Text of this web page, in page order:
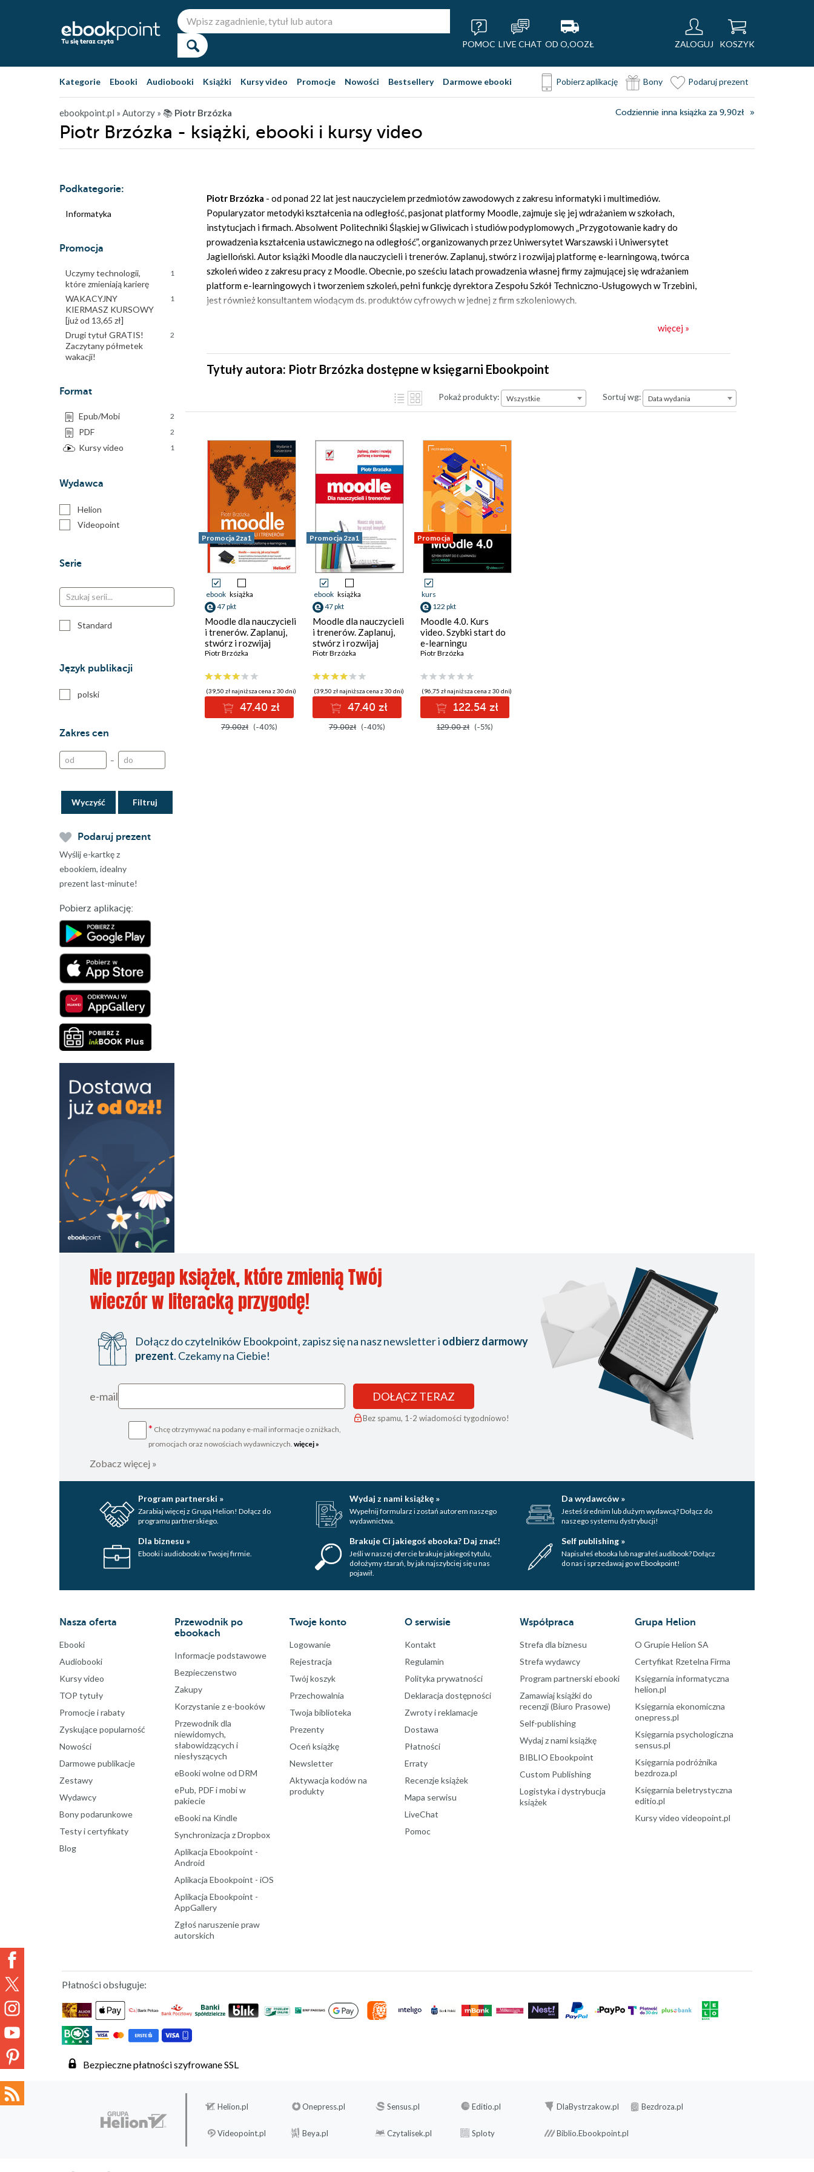
POMOC LIVE CHAT OD O,OOZŁ ZALOGUJ KOSZYK
Kategorie Ebooki Audiobooki Książki Kursy video Promocje Nowości Bestsellery Darmowe ebooki Pobierz aplikację Bony Podaruj prezent
ebookpoint.pl » Autorzy » 📚 Piotr Brzózka Codziennie inna książka za 9,90zł
Piotr Brzózka - książki, ebooki i kursy video
Podkategorie:
Informatyka
Promocja
Uczymy technologii,
które zmieniają karierę
1
WAKACYJNY
KIERMASZ KURSOWY
[już od 13,65 zł]
1
Drugi tytuł GRATIS!
Zaczytany półmetek
wakacji!
2
Format
Epub/Mobi 2
PDF 2
Kursy video 1
Wydawca
Helion
Videopoint
Serie
Standard
Język publikacji
polski
Zakres cen
–
Wyczyść
Podaruj prezent
Wyślij e-kartkę z
ebookiem, idealny
prezent last-minute!
Pobierz aplikację:
Piotr Brzózka - od ponad 22 lat jest nauczycielem przedmiotów zawodowych z zakresu informatyki i multimediów.
Popularyzator metodyki kształcenia na odległość, pasjonat platformy Moodle, zajmuje się jej wdrażaniem w szkołach,
instytucjach i firmach. Absolwent Politechniki Śląskiej w Gliwicach i studiów podyplomowych „Przygotowanie kadry do
prowadzenia kształcenia ustawicznego na odległość”, organizowanych przez Uniwersytet Warszawski i Uniwersytet
Jagielloński. Autor książki Moodle dla nauczycieli i trenerów. Zaplanuj, stwórz i rozwijaj platformę e-learningową, twórca
szkoleń wideo z zakresu pracy z Moodle. Obecnie, po sześciu latach prowadzenia własnej firmy zajmującej się wdrażaniem
platform e-learningowych i tworzeniem szkoleń, pełni funkcję dyrektora Zespołu Szkół Techniczno-Usługowych w Trzebini,
jest również konsultantem wiodącym ds. produktów cyfrowych w jednej z firm szkoleniowych.
więcej »
Tytuły autora: Piotr Brzózka dostępne w księgarni Ebookpoint
Pokaż produkty: Wszystkie Sortuj wg:Data wydania
Data wydania
Promocja 2za1
ebook książka
47 pkt
Moodle dla nauczycieli
i trenerów. Zaplanuj,
stwórz i rozwijaj
platformę e-
II rozszerzone
Piotr Brzózka
(39,50 zł najniższa cena z 30 dni)
47.40 zł
79.00zł (-40%)
Promocja 2za1
ebook książka
47 pkt
Moodle dla nauczycieli
i trenerów. Zaplanuj,
stwórz i rozwijaj
platformę e-
Piotr Brzózka
(39,50 zł najniższa cena z 30 dni)
47.40 zł
79.00zł (-40%)
Promocja
kurs
122 pkt
Moodle 4.0. Kurs
video. Szybki start do
e-learningu
Piotr Brzózka
(96,75 zł najniższa cena z 30 dni)
122.54 zł
129.00 zł (-5%)
Nie przegap książek, które zmienią Twój
wieczór w literacką przygodę!
Dołącz do czytelników Ebookpoint, zapisz się na nasz newsletter i odbierz darmowy
prezent. Czekamy na Ciebie!
e-mail
* Chcę otrzymywać na podany e-mail informacje o zniżkach,
promocjach oraz nowościach wydawniczych. więcej »
DOŁĄCZ TERAZ
Bez spamu, 1-2 wiadomości tygodniowo!
Zobacz więcej »
Program partnerski »
Zarabiaj więcej z Grupą Helion! Dołącz do
programu partnerskiego.
Wydaj z nami książkę »
Wypełnij formularz i zostań autorem naszego
wydawnictwa.
Da wydawców »
Jesteś średnim lub dużym wydawcą? Dołącz do
naszego systemu dystrybucji!
Dla biznesu »
Ebooki i audiobooki w Twojej firmie.
Brakuje Ci jakiegoś ebooka? Daj znać!
Jeśli w naszej ofercie brakuje jakiegoś tytulu,
dołożymy starań, by jak najszybciej się u nas
pojawił.
Self publishing »
Napisałeś ebooka lub nagrałeś audibook? Dołącz
do nas i sprzedawaj go w Ebookpoint!
Nasza oferta
Ebooki
Audiobooki
Kursy video
TOP tytuły
Promocje i rabaty
Zyskujące popularność
Nowości
Darmowe publikacje
Zestawy
Wydawcy
Bony podarunkowe
Testy i certyfikaty
Blog
Przewodnik po
ebookach
Informacje podstawowe
Bezpieczenstwo
Zakupy
Korzystanie z e-booków
Przewodnik dla
niewidomych,
słabowidzących i
niesłyszących
eBooki wolne od DRM
ePub, PDF i mobi w
pakiecie
eBooki na Kindle
Synchronizacja z Dropbox
Aplikacja Ebookpoint -
Android
Aplikacja Ebookpoint - iOS
Aplikacja Ebookpoint -
AppGallery
Zgłoś naruszenie praw
autorskich
Twoje konto
Logowanie
Rejestracja
Twój koszyk
Przechowalnia
Twoja biblioteka
Prezenty
Oceń książkę
Newsletter
Aktywacja kodów na
produkty
O serwisie
Kontakt
Regulamin
Polityka prywatności
Deklaracja dostępności
Zwroty i reklamacje
Dostawa
Płatności
Erraty
Recenzje książek
Mapa serwisu
LiveChat
Pomoc
Współpraca
Strefa dla biznesu
Strefa wydawcy
Program partnerski ebooki
Zamawiaj książki do
recenzji (Biuro Prasowe)
Self-publishing
Wydaj z nami książkę
BIBLIO Ebookpoint
Custom Publishing
Logistyka i dystrybucja
książek
Grupa Helion
O Grupie Helion SA
Certyfikat Rzetelna Firma
Księgarnia informatyczna
helion.pl
Księgarnia ekonomiczna
onepress.pl
Księgarnia psychologiczna
sensus.pl
Księgarnia podróżnika
bezdroza.pl
Księgarnia beletrystyczna
editio.pl
Kursy video videopoint.pl
Płatności obsługuje:
Bezpieczne płatności szyfrowane SSL
Helion.pl Onepress.pl Sensus.pl Editio.pl DlaBystrzakow.pl Bezdroza.pl
Videopoint.pl Beya.pl Czytalisek.pl Sploty Biblio.Ebookpoint.pl